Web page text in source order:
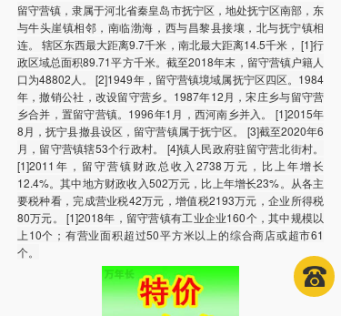
留守营镇，隶属于河北省秦皇岛市抚宁区，地处抚宁区南部，东
与牛头崖镇相邻，南临渤海，西与昌黎县接壤，北与抚宁镇相
连。 辖区东西最大距离9.7千米，南北最大距离14.5千米， [1]行
政区域总面积89.71平方千米。截至2018年末，留守营镇户籍人
口为48802人。 [2]1949年，留守营镇境域属抚宁区四区。1984
年，撤销公社，改设留守营乡。1987年12月，宋庄乡与留守营
乡合并，置留守营镇。1996年1月，西河南乡并入。 [1]2015年
8月，抚宁县撤县设区，留守营镇属于抚宁区。 [3]截至2020年6
月，留守营镇辖53个行政村。 [4]镇人民政府驻留守营北街村。
[1]2011年，留守营镇财政总收入2738万元，比上年增长
12.4%。其中地方财政收入502万元，比上年增长23%。从各主
要税种看，完成营业税42万元，增值税2193万元，企业所得税
80万元。 [1]2018年，留守营镇有工业企业160个，其中规模以
上10个；有营业面积超过50平方米以上的综合商店或超市61
个。